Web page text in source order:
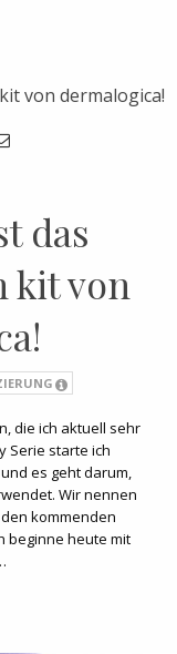
das
kit von
die ich aktuell sehr
Serie starte ich
es geht darum,
Wir nennen
kommenden
beginne heute mit